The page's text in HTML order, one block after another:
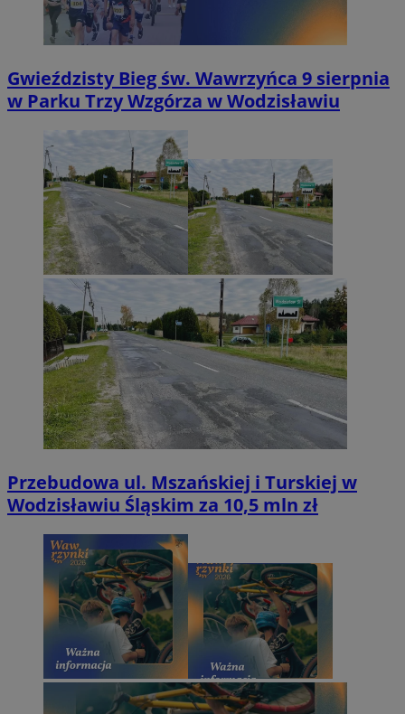
Gwieździsty Bieg św. Wawrzyńca 9 sierpnia
w Parku Trzy Wzgórza w Wodzisławiu
Przebudowa ul. Mszańskiej i Turskiej w
Wodzisławiu Śląskim za 10,5 mln zł